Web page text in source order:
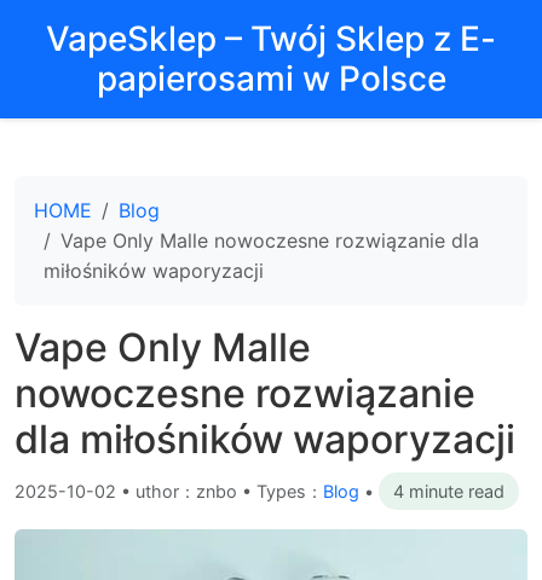
VapeSklep – Twój Sklep z E-
papierosami w Polsce
HOME
Blog
Vape Only Malle nowoczesne rozwiązanie dla
miłośników waporyzacji
Vape Only Malle
nowoczesne rozwiązanie
dla miłośników waporyzacji
2025-10-02 • uthor：znbo • Types： Blog • 4 minute read